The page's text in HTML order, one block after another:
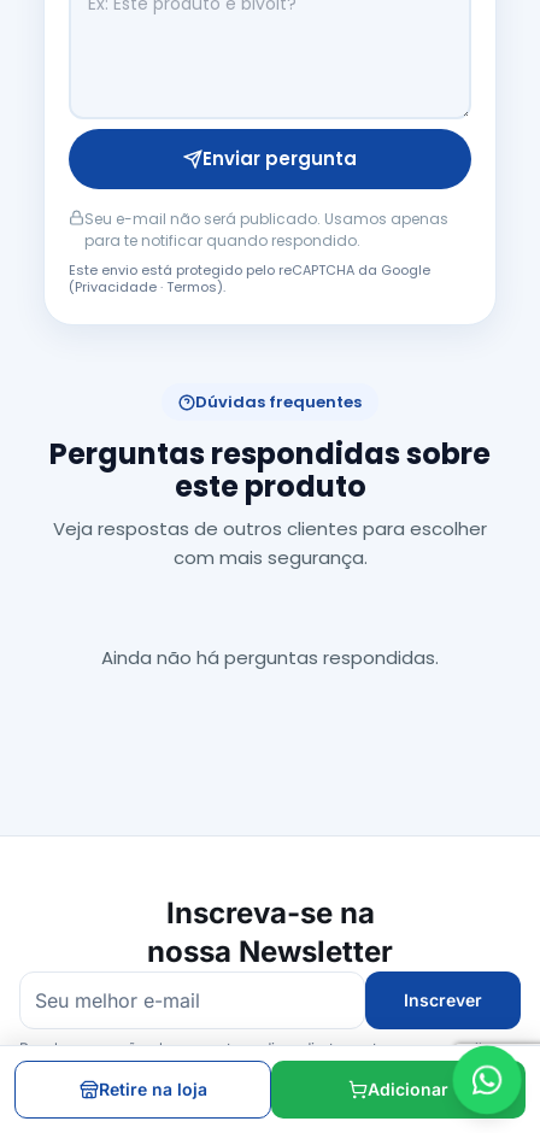
Enviar pergunta
Seu e-mail não será publicado. Usamos apenas
para te notificar quando respondido.
Este envio está protegido pelo reCAPTCHA da Google
(Privacidade·Termos).
Dúvidas frequentes
Perguntas respondidas sobre
este produto
Veja respostas de outros clientes para escolher
com mais segurança.
Ainda não há perguntas respondidas.
Inscreva-se na
nossa Newsletter
Inscrever
Receba promoções, lançamentos e dicas diretamente no seu e-mail.
Retire na loja Adicionar